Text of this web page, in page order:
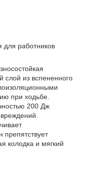
для работников
слой из вспененного
при ходьбе.
200 Дж
препятствует
колодка и мягкий